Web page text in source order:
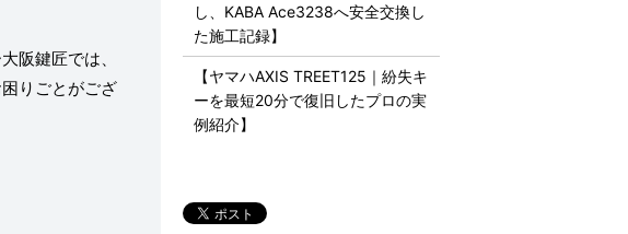
阪鍵匠では、
りごとがござ
し、KABA Ace3238へ安全交換し
た施工記録】
【ヤマハAXIS TREET125｜紛失キ
ーを最短20分で復旧したプロの実
例紹介】